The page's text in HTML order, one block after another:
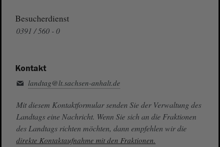
Besucherdienst
0391 / 560 - 0
Kontakt
landtag@lt.sachsen-anhalt.de
Mit diesem Kontaktformular senden Sie der Verwaltung des
Landtags eine Nachricht. Wenn Sie sich an die Fraktionen
des Landtags richten möchten, dann empfehlen wir die
direkte Kontaktaufnahme mit den Fraktionen.